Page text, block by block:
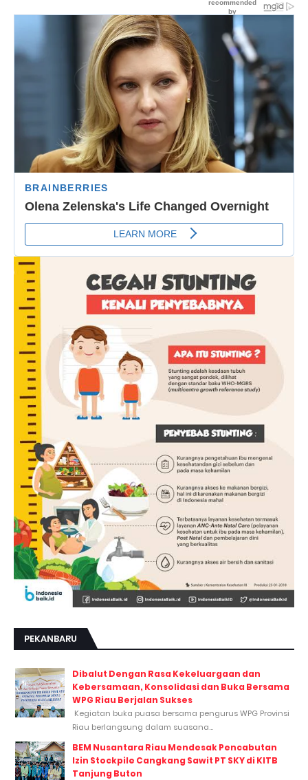
PEKANBARU
Dibalut Dengan Rasa Kekeluargaan dan
Kebersamaan, Konsolidasi dan Buka Bersama
WPG Riau Berjalan Sukses
Kegiatan buka puasa bersama pengurus WPG Provinsi
Riau berlangsung dalam suasana...
BEM Nusantara Riau Mendesak Pencabutan
Izin Stockpile Cangkang Sawit PT SKY di KITB
Tanjung Buton